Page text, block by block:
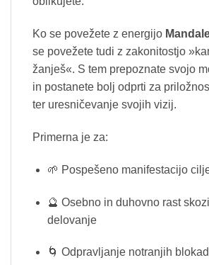
Ko se povežete z energijo
se povežete tudi z zakonitostjo
žanješ«. S tem prepoznate svojo
in postanete bolj odprti za
ter uresničevanje svojih vizij.
Primerna je za:
🌱 Pospešeno manifestacijo
🔮 Osebno in duhovno rast
delovanje
🌀 Odpravljanje notranjih